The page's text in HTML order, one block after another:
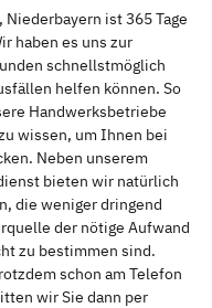
ist 365 Tage
haben es uns zur
schnellstmöglich
helfen können. So
Handwerksbetriebe
wissen, um Ihnen bei
Neben unserem
bieten wir natürlich
die weniger dringend
der nötige Aufwand
zu bestimmen sind.
schon am Telefon
wir Sie dann per